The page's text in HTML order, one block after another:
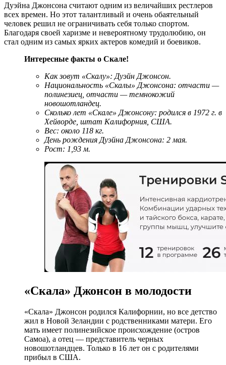
Дуэйна Джонсона считают одним из величайших рестлеров
всех времен. Но этот талантливый и очень обаятельный
человек решил не ограничивать себя только спортом.
Благодаря своей харизме и невероятному трудолюбию, он
стал одним из самых ярких актеров комедий и боевиков.
Интересные факты о Скале!
Как зовут «Скалу»: Дуэйн Джонсон.
Национальность «Скалы» Джонсона: отчасти —
полинезиец, отчасти — темнокожий
новошотландец.
Сколько лет «Скале» Джонсону: родился в 1972 г. в
Хейворде, штат Калифорния, США.
Вес: около 118 кг.
День рождения Дуэйна Джонсона: 2 мая.
Рост: 1,93 м.
«Скала» Джонсон в молодости
«Скала» Джонсон родился Калифорнии, но все детство
жил в Новой Зеландии с родственниками матери. Его
мать имеет полинезийское происхождение (остров
Самоа), а отец — представитель черных
новошотландцев. Только в 16 лет он с родителями
прибыл в США.